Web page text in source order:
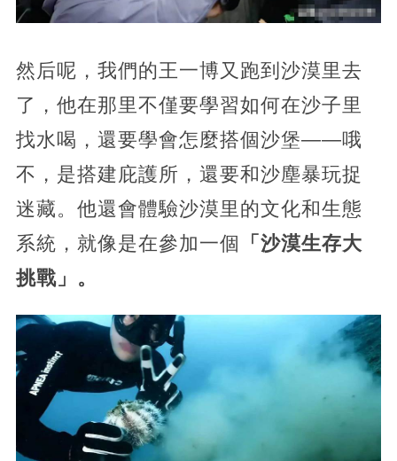
然后呢，我們的王一博又跑到沙漠里去
了，他在那里不僅要學習如何在沙子里
找水喝，還要學會怎麼搭個沙堡——哦
不，是搭建庇護所，還要和沙塵暴玩捉
迷藏。他還會體驗沙漠里的文化和生態
系統，就像是在參加一個
「沙漠生存大
挑戰」。